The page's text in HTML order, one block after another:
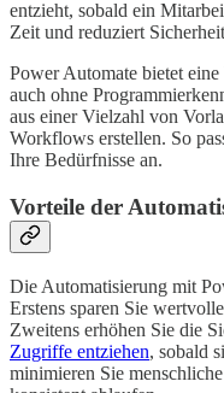
entzieht, sobald ein
Zeit und reduziert
Power Automate bietet
auch ohne
aus einer Vielzahl von
Workflows erstellen. So
Ihre Bedürfnisse an.
Vorteile der
Die Automatisierung mit
Erstens sparen Sie
Zweitens erhöhen Sie die
Zugriffe entziehen, sobald
minimieren Sie